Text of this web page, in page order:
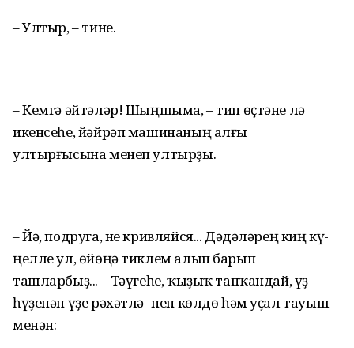
– Ултыр, – тине.
– Кемгә әйтәләр! Шыңшыма, – тип өҫтәне лә
икенсеһе, йәйрәп машинаның алғы
ултырғысына менеп ултырҙы.
– Йә, подруга, не кривляйся... Дәдәләрең киң кү-
ңелле ул, өйөңә тиклем алып барып
ташларбыҙ... – Тәүгеһе, ҡыҙыҡ тапҡандай, үҙ
һүҙенән үҙе рәхәтлә- неп көлдө һәм уҫал тауыш
менән: